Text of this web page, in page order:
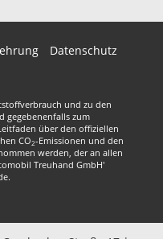
Datenschutz
und zu den
gegebenenfalls zum
über den offiziellen
CO2-Emissionen und den
werden, der an allen
Treuhand GmbH'